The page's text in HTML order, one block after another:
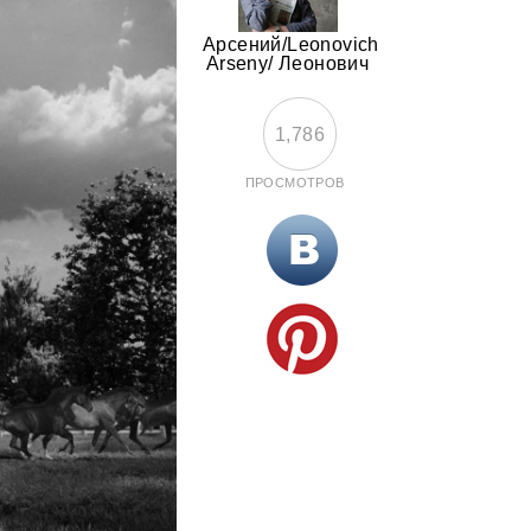
Арсений/Leonovich
Arseny/ Леонович
1,786
ПРОСМОТРОВ